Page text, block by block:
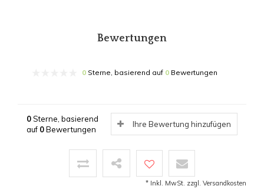
Bewertungen
0 Sterne, basierend auf 0 Bewertungen
0Sterne, basierend
auf 0Bewertungen
Ihre Bewertung hinzufügen
* Inkl. MwSt. zzgl. Versandkosten